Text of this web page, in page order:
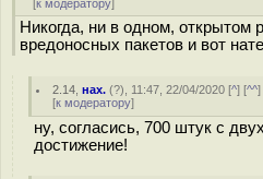
[к модератору]
Никогда, ни в одном, открытом
вредоносных пакетов и вот
2.14 ,нах. (?), 11:47, 22/04/2020 [^] [^^]
[к модератору]
ну, согласись, 700 штук с
достижение!